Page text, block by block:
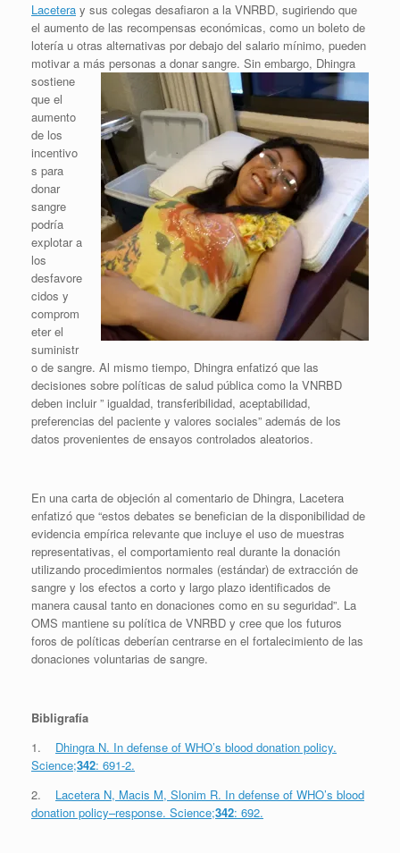
Lacetera y sus colegas desafiaron a la VNRBD, sugiriendo que
el aumento de las recompensas económicas, como un boleto de
lotería u otras alternativas por debajo del salario mínimo, pueden
motivar a más personas a donar sangre. Sin embargo, Dhingra
sostiene
que el
aumento
de los
incentivo
s para
donar
sangre
podría
explotar a
los
desfavore
cidos y
comprom
eter el
suministr
o de sangre. Al mismo tiempo, Dhingra enfatizó que las
decisiones sobre políticas de salud pública como la VNRBD
deben incluir ” igualdad, transferibilidad, aceptabilidad,
preferencias del paciente y valores sociales” además de los
datos provenientes de ensayos controlados aleatorios.
En una carta de objeción al comentario de Dhingra, Lacetera
enfatizó que “estos debates se benefician de la disponibilidad de
evidencia empírica relevante que incluye el uso de muestras
representativas, el comportamiento real durante la donación
utilizando procedimientos normales (estándar) de extracción de
sangre y los efectos a corto y largo plazo identificados de
manera causal tanto en donaciones como en su seguridad”. La
OMS mantiene su política de VNRBD y cree que los futuros
foros de políticas deberían centrarse en el fortalecimiento de las
donaciones voluntarias de sangre.
Bibligrafía
1. Dhingra N. In defense of WHO’s blood donation policy.
Science;342: 691-2.
2. Lacetera N, Macis M, Slonim R. In defense of WHO’s blood
donation policy–response. Science;342: 692.